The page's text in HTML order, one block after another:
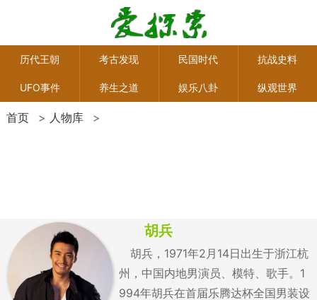
历代王朝 考古发现 民国时代 抗战史料
UFO事件 养生之道 娱乐八卦 纵观世界
首页 > 人物库 >
胡兵
胡兵，1971年2月14日出生于浙江杭
州，中国内地男演员、模特、歌手。1
994年胡兵在首届乐腾达杯全国男装设